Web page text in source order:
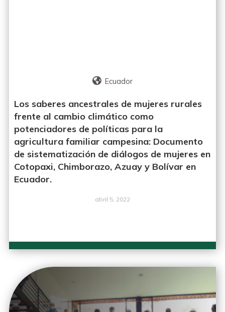
Ecuador
Los saberes ancestrales de mujeres rurales
frente al cambio climático como
potenciadores de políticas para la
agricultura familiar campesina: Documento
de sistematización de diálogos de mujeres en
Cotopaxi, Chimborazo, Azuay y Bolívar en
Ecuador.
abril 5, 2022